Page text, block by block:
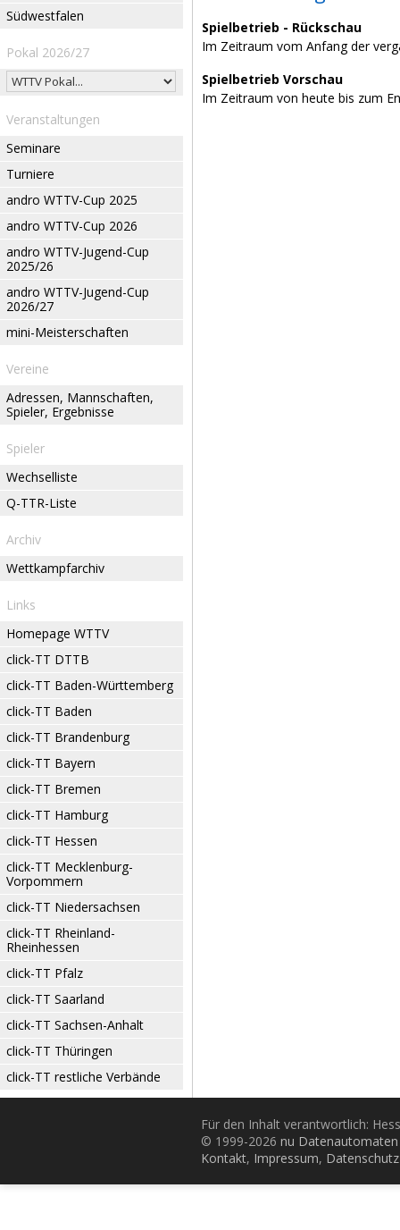
Südwestfalen
Pokal 2026/27
Veranstaltungen
Seminare
Turniere
andro WTTV-Cup 2025
andro WTTV-Cup 2026
andro WTTV-Jugend-Cup
2025/26
andro WTTV-Jugend-Cup
2026/27
mini-Meisterschaften
Vereine
Adressen, Mannschaften,
Spieler, Ergebnisse
Spieler
Wechselliste
Q-TTR-Liste
Archiv
Wettkampfarchiv
Links
Homepage WTTV
click-TT DTTB
click-TT Baden-Württemberg
click-TT Baden
click-TT Brandenburg
click-TT Bayern
click-TT Bremen
click-TT Hamburg
click-TT Hessen
click-TT Mecklenburg-
Vorpommern
click-TT Niedersachsen
click-TT Rheinland-
Rheinhessen
click-TT Pfalz
click-TT Saarland
click-TT Sachsen-Anhalt
click-TT Thüringen
click-TT restliche Verbände
Spielbetrieb - Rückschau
Im Zeitraum vom Anfang der
Spielbetrieb Vorschau
Im Zeitraum von heute bis zum
Für den Inhalt verantwortlich:
© 1999-2026 nu
Kontakt, Impressum, Datenschutz